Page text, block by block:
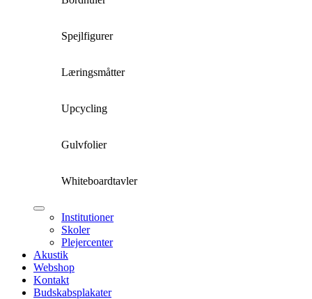
Spejlfigurer
Læringsmåtter
Upcycling
Gulvfolier
Whiteboardtavler
Institutioner
Skoler
Plejercenter
Akustik
Webshop
Kontakt
Budskabsplakater